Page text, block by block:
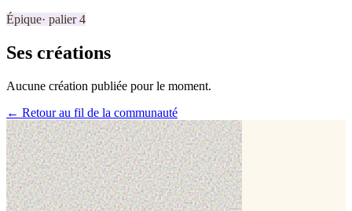
Épique· palier4
Ses créations
Aucune création publiée pour le moment.
← Retour au fil de la communauté